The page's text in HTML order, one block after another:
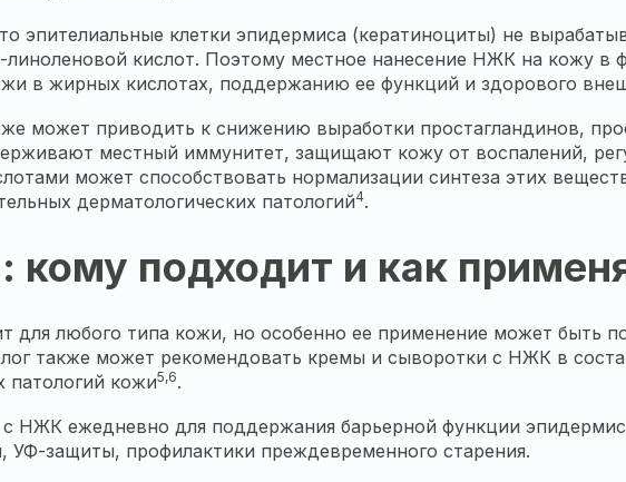
эпителиальные клетки эпидермиса (кератиноциты) не
кислот. Поэтому местное нанесение НЖК на кожу в
в жирных кислотах, поддержанию ее функций и здорового
может приводить к снижению выработки простагландинов,
местный иммунитет, защищают кожу от воспалений,
может способствовать нормализации синтеза этих
дерматологических патологий4.
подходит и как
любого типа кожи, но особенно ее применение может быть
также может рекомендовать кремы и сыворотки с НЖК в
патологий кожи5,6.
НЖК ежедневно для поддержания барьерной функции
УФ-защиты, профилактики преждевременного старения.